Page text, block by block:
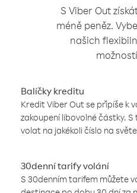
S Viber Out
méně peněz.
našich
Balíčky kreditu
Kredit Viber Out se připíše k
zakoupení libovolné částky.
volat na jakékoli číslo na
30denní tarify volání
S 30denním tarifem můžete